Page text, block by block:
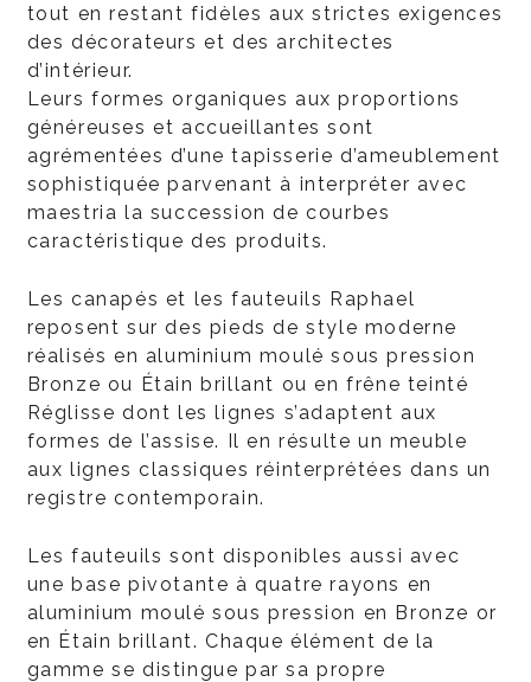
tout en restant fidèles aux strictes exigences
des décorateurs et des architectes
d’intérieur.
Leurs formes organiques aux proportions
généreuses et accueillantes sont
agrémentées d’une tapisserie d’ameublement
sophistiquée parvenant à interpréter avec
maestria la succession de courbes
caractéristique des produits.
Les canapés et les fauteuils Raphael
reposent sur des pieds de style moderne
réalisés en aluminium moulé sous pression
Bronze ou Étain brillant ou en frêne teinté
Réglisse dont les lignes s’adaptent aux
formes de l’assise. Il en résulte un meuble
aux lignes classiques réinterprétées dans un
registre contemporain.
Les fauteuils sont disponibles aussi avec
une base pivotante à quatre rayons en
aluminium moulé sous pression en Bronze or
en Étain brillant. Chaque élément de la
gamme se distingue par sa propre